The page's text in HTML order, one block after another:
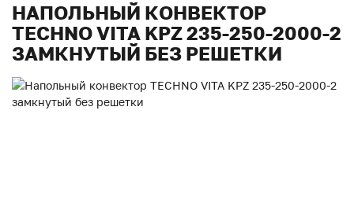
НАПОЛЬНЫЙ КОНВЕКТОР
TECHNO VITA KPZ 235-250-2000-2
ЗАМКНУТЫЙ БЕЗ РЕШЕТКИ